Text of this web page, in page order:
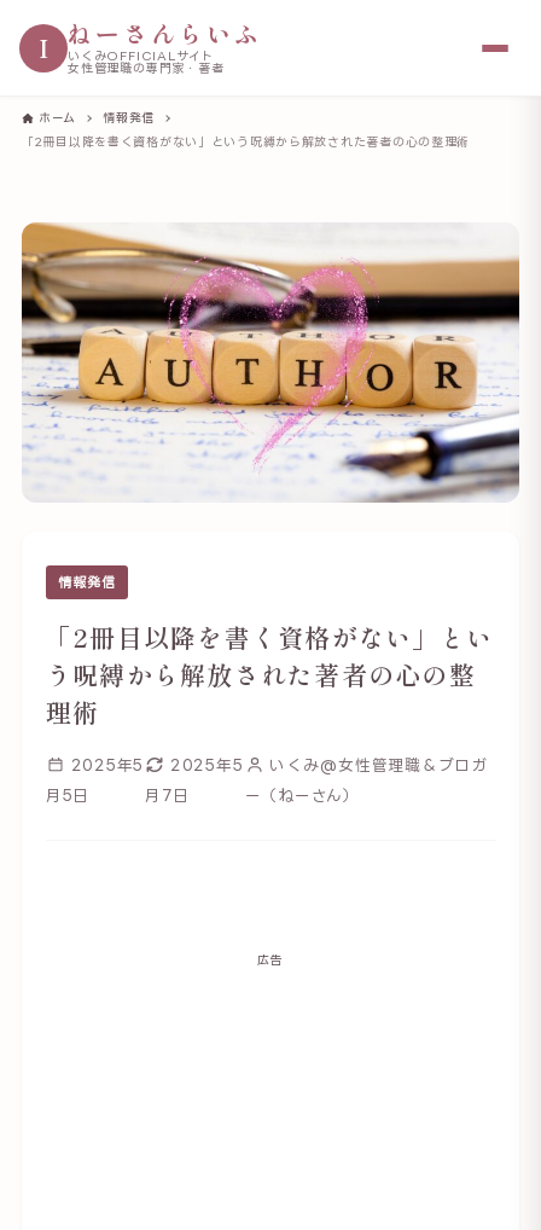
I ねーさんらいふ
いくみOFFICIALサイト
女性管理職の専門家・著者
ホーム
情報発信
「2冊目以降を書く資格がない」という呪縛から解放された著者の心の整理術
情報発信
「2冊目以降を書く資格がない」とい
う呪縛から解放された著者の心の整
理術
2025年5
月5日
2025年5
月7日
いくみ@女性管理職＆ブロガ
ー（ねーさん）
広告